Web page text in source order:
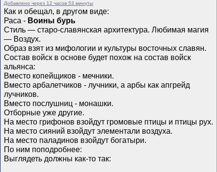
Добавлено через 12 часов 53 минуты
Как и обещал, в другом виде:
Раса - Воины бурь
Стиль — старо-славянская архитектура. Любимая магия
— Воздух.
Образ взят из мифологии и культуры восточных славян.
Состав войск в основе будет похож на состав войск
альянса:
Вместо копейщиков - мечники.
Вместо арбалетчиков - лучники, а арбы как апгрейд
лучников.
Вместо послушниц - монашки.
Отборные уже другие.
На место грифонов взойдут громовые птицы и птицы рух.
На место сияний взойдут элементали воздуха.
На место паладинов взойдут богатыри.
По ним поподробнее:
Выглядеть должны как-то так: